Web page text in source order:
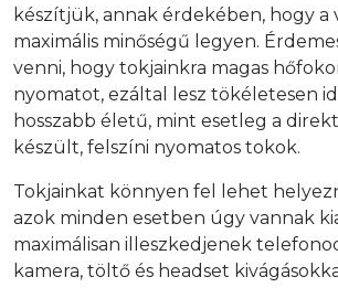
készítjük, annak érdekében, hogy
maximális minőségű legyen.
venni, hogy tokjainkra magas
nyomatot, ezáltal lesz tökéletesen
hosszabb életű, mint esetleg a direkt
készült, felszíni nyomatos tokok.
Tokjainkat könnyen fel lehet
azok minden esetben úgy vannak
maximálisan illeszkedjenek
kamera, töltő és headset